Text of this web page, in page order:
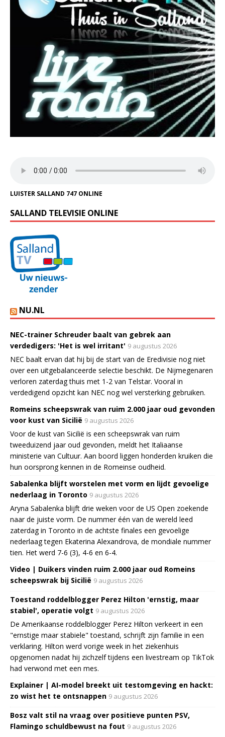
LUISTER SALLAND 747 ONLINE
SALLAND TELEVISIE ONLINE
NU.NL
NEC-trainer Schreuder baalt van gebrek aan
verdedigers: 'Het is wel irritant' 9 augustus 2026
NEC baalt ervan dat hij bij de start van de Eredivisie nog niet
over een uitgebalanceerde selectie beschikt. De Nijmegenaren
verloren zaterdag thuis met 1-2 van Telstar. Vooral in
verdedigend opzicht kan NEC nog wel versterking gebruiken.
Romeins scheepswrak van ruim 2.000 jaar oud gevonden
voor kust van Sicilië 9 augustus 2026
Voor de kust van Sicilië is een scheepswrak van ruim
tweeduizend jaar oud gevonden, meldt het Italiaanse
ministerie van Cultuur. Aan boord liggen honderden kruiken die
hun oorsprong kennen in de Romeinse oudheid.
Sabalenka blijft worstelen met vorm en lijdt gevoelige
nederlaag in Toronto 9 augustus 2026
Aryna Sabalenka blijft drie weken voor de US Open zoekende
naar de juiste vorm. De nummer één van de wereld leed
zaterdag in Toronto in de achtste finales een gevoelige
nederlaag tegen Ekaterina Alexandrova, de mondiale nummer
tien. Het werd 7-6 (3), 4-6 en 6-4.
Video | Duikers vinden ruim 2.000 jaar oud Romeins
scheepswrak bij Sicilië 9 augustus 2026
Toestand roddelblogger Perez Hilton 'ernstig, maar
stabiel', operatie volgt 9 augustus 2026
De Amerikaanse roddelblogger Perez Hilton verkeert in een
"ernstige maar stabiele" toestand, schrijft zijn familie in een
verklaring. Hilton werd vorige week in het ziekenhuis
opgenomen nadat hij zichzelf tijdens een livestream op TikTok
had verwond met een mes.
Explainer | AI-model breekt uit testomgeving en hackt:
zo wist het te ontsnappen 9 augustus 2026
Bosz valt stil na vraag over positieve punten PSV,
Flamingo schuldbewust na fout 9 augustus 2026